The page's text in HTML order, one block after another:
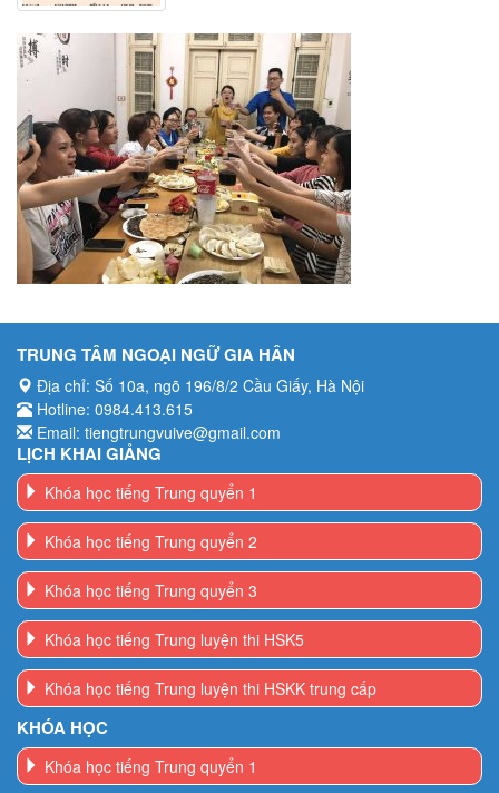
TRUNG TÂM NGOẠI NGỮ GIA HÂN
Địa chỉ: Số 10a, ngõ 196/8/2 Cầu Giấy, Hà Nội
Hotline: 0984.413.615
Email: tiengtrungvuive@gmail.com
LỊCH KHAI GIẢNG
Khóa học tiếng Trung quyển 1
Khóa học tiếng Trung quyển 2
Khóa học tiếng Trung quyển 3
Khóa học tiếng Trung luyện thi HSK5
Khóa học tiếng Trung luyện thi HSKK trung cấp
KHÓA HỌC
Khóa học tiếng Trung quyển 1